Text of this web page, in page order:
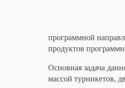
программной
продуктов
Основная задача
массой турникетов,